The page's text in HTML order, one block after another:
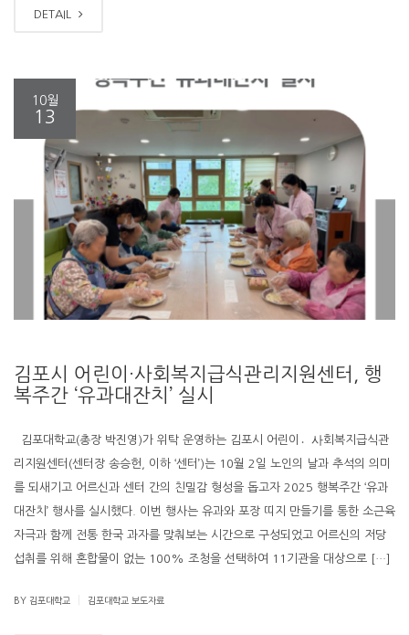
DETAIL
10월
13
김포시 어린이·사회복지급식관리지원센터, 행
복주간 ‘유과대잔치’ 실시
김포대학교(총장 박진영)가 위탁 운영하는 김포시 어린이사〮회복지급식관
리지원센터(센터장 송승헌, 이하 ‘센터’)는 10월 2일 노인의 날과 추석의 의미
를 되새기고 어르신과 센터 간의 친밀감 형성을 돕고자 2025 행복주간 ‘유과
대잔치’ 행사를 실시했다. 이번 행사는 유과와 포장 띠지 만들기를 통한 소근육
자극과 함께 전통 한국 과자를 맞춰보는 시간으로 구성되었고 어르신의 저당
섭취를 위해 혼합물이 없는 100% 조청을 선택하여 11기관을 대상으로 […]
BY 김포대학교 김포대학교 보도자료